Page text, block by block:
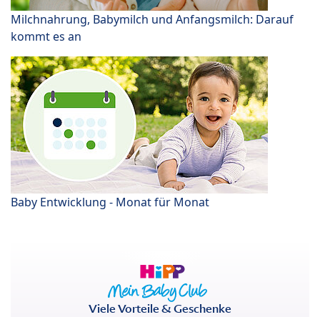
Milchnahrung, Babymilch und Anfangsmilch: Darauf
kommt es an
Baby Entwicklung - Monat für Monat
Viele Vorteile & Geschenke